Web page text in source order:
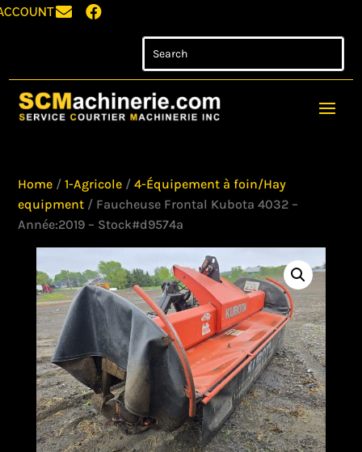
 
Home /1-Agricole /4-Équipement à foin/Hay
equipment / Faucheuse Frontal Kubota 4032 –
Année:2019 – Stock#d9574a